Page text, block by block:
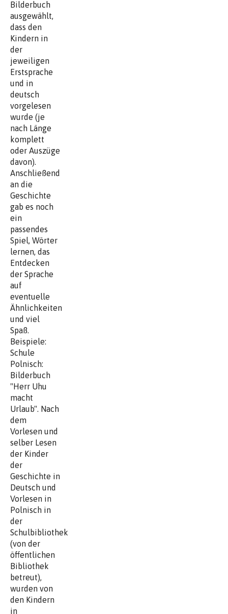
Bilderbuch
ausgewählt,
dass den
Kindern in
der
jeweiligen
Erstsprache
und in
deutsch
vorgelesen
wurde (je
nach Länge
komplett
oder Auszüge
davon).
Anschließend
an die
Geschichte
gab es noch
ein
passendes
Spiel, Wörter
lernen, das
Entdecken
der Sprache
auf
eventuelle
Ähnlichkeiten
und viel
Spaß.
Beispiele:
Schule
Polnisch:
Bilderbuch
"Herr Uhu
macht
Urlaub". Nach
dem
Vorlesen und
selber Lesen
der Kinder
der
Geschichte in
Deutsch und
Vorlesen in
Polnisch in
der
Schulbibliothek
(von der
öffentlichen
Bibliothek
betreut),
wurden von
den Kindern
in